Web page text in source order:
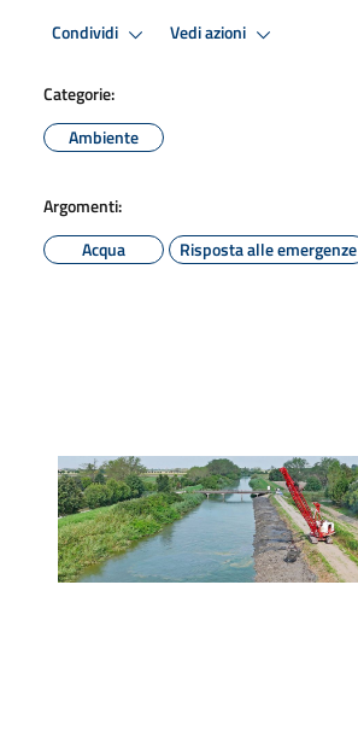
Condividi Vedi azioni
Categorie:
Ambiente
Argomenti:
Acqua
Risposta alle emergenze